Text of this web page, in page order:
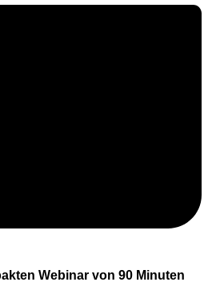
Webinar von 90 Minuten